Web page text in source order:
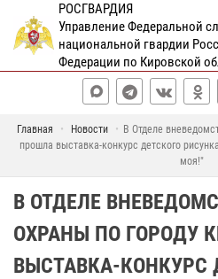
РОСГВАРДИЯ
Управление Федеральной
национальной гвардии
Федерации по Кировской
Главная Новости
В Отделе
прошла выставка-конкурс детского
моя!"
В ОТДЕЛЕ
ОХРАНЫ ПО ГОРОДУ
ВЫСТАВКА-КОНКУРС